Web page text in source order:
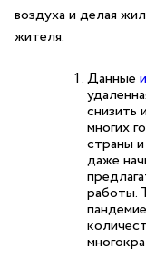
воздуха и делая
жителя.
Данные
снизить
многих
страны
даже
работы.